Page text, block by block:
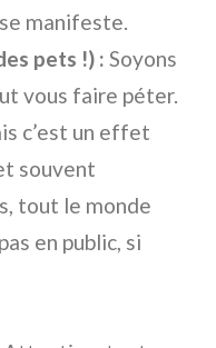
manifeste.
pets !) : Soyons
vous faire péter.
c’est un effet
souvent
tout le monde
en public, si